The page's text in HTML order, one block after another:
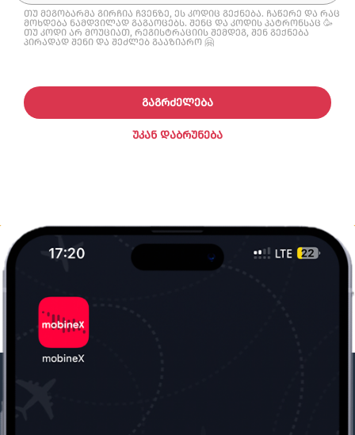
თუ მეგობარმა გირჩია ჩვენზე, ეს კოდიც გექნება. ჩაწერე და რაც
მოხდება ნამდვილად გაგაოცებს. შენც და კოდის პატრონსაც 🥳
თუ კოდი არ მოუციათ, რეგისტრაციის შემდეგ, შენ გექნება
პირადად შენი და შეძლებ გააზიარო 🤗
ᲣᲙᲐᲜ ᲓᲐᲑᲠᲣᲜᲔᲑᲐ
ᲒᲐᲒᲠᲫᲔᲚᲔᲑᲐ